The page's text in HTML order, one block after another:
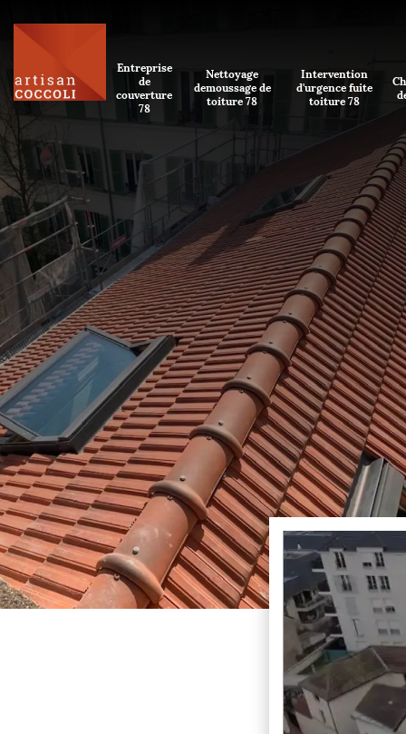
Entreprise
de
couverture
78
Nettoyage
demoussage de
toiture 78
Intervention
d'urgence fuite
toiture 78